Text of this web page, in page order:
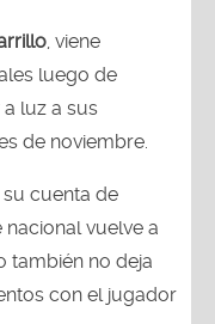
, viene
luego de
luz a sus
de noviembre.
cuenta de
vuelve a
también no deja
con el jugador